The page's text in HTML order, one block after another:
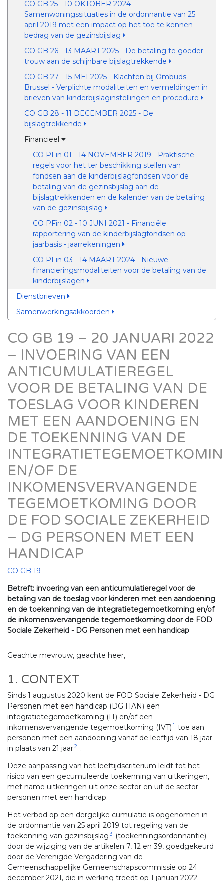
CO GB 25 - 10 OKTOBER 2024 -
Samenwoningssituaties in de ordonnantie van 25
april 2019 met een impact op het toe te kennen
bedrag van de gezinsbijslag
CO GB 26 - 13 MAART 2025 - De betaling te goeder
trouw aan de schijnbare bijslagtrekkende
CO GB 27 - 15 MEI 2025 - Klachten bij Ombuds
Brussel - Verplichte modaliteiten en vermeldingen in
brieven van kinderbijslaginstellingen en procedure
CO GB 28 - 11 DECEMBER 2025 - De
bijslagtrekkende
Financieel
CO PFin 01 - 14 NOVEMBER 2019 - Praktische
regels voor het ter beschikking stellen van
fondsen aan de kinderbijslagfondsen voor de
betaling van de gezinsbijslag aan de
bijslagtrekkenden en de kalender van de betaling
van de gezinsbijslag
CO PFin 02 - 10 JUNI 2021 - Financiële
rapportering van de kinderbijslagfondsen op
jaarbasis - jaarrekeningen
CO PFin 03 - 14 MAART 2024 - Nieuwe
financieringsmodaliteiten voor de betaling van de
kinderbijslagen
Dienstbrieven
Samenwerkingsakkoorden
CO GB 19 – 20 JANUARI 2022
– INVOERING VAN EEN
ANTICUMULATIEREGEL
VOOR DE BETALING VAN DE
TOESLAG VOOR KINDEREN
MET EEN AANDOENING EN
DE TOEKENNING VAN DE
EN/OF DE
INKOMENSVERVANGENDE
TEGEMOETKOMING DOOR
DE FOD SOCIALE ZEKERHEID
– DG PERSONEN MET EEN
HANDICAP
CO GB 19
Betreft: invoering van een anticumulatieregel voor de
betaling van de toeslag voor kinderen met een aandoening
en de toekenning van de integratietegemoetkoming en/of
de inkomensvervangende tegemoetkoming door de FOD
Sociale Zekerheid - DG Personen met een handicap
Geachte mevrouw, geachte heer,
1. CONTEXT
Sinds 1 augustus 2020 kent de FOD Sociale Zekerheid - DG
Personen met een handicap (DG HAN) een
integratietegemoetkoming (IT) en/of een
inkomensvervangende tegemoetkoming (IVT) 1 toe aan
personen met een aandoening vanaf de leeftijd van 18 jaar
in plaats van 21 jaar2
.
Deze aanpassing van het leeftijdscriterium leidt tot het
risico van een gecumuleerde toekenning van uitkeringen,
met name uitkeringen uit onze sector en uit de sector
personen met een handicap.
Het verbod op een dergelijke cumulatie is opgenomen in
de ordonnantie van 25 april 2019 tot regeling van de
toekenning van gezinsbijslag 3
(toekenningsordonnantie)
door de wijziging van de artikelen 7, 12 en 39, goedgekeurd
door de Verenigde Vergadering van de
Gemeenschappelijke Gemeenschapscommissie op 24
december 2021, die in werking treedt op 1 januari 2022.